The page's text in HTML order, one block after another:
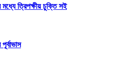
মধ্যে ত্রিপক্ষীয় চুক্তি সই